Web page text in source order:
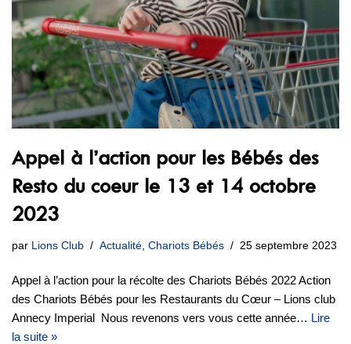
Appel à l’action pour les Bébés des
Resto du coeur le 13 et 14 octobre
2023
par Lions Club Actualité Chariots Bébés 25 septembre 2023
Appel à l’action pour la récolte des Chariots Bébés 2022 Action
des Chariots Bébés pour les Restaurants du Cœur – Lions club
Annecy Imperial Nous revenons vers vous cette année… Lire
la suite »